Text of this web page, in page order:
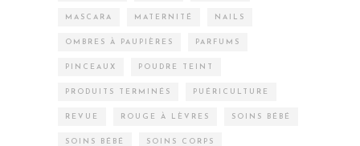
MASCARA MATERNITÉ NAILS
OMBRES À PAUPIÈRES PARFUMS
PINCEAUX POUDRE TEINT
PRODUITS TERMINÉS PUÉRICULTURE
REVUE ROUGE À LÈVRES SOINS BÉBÉ
SOINS BÉBÉ SOINS CORPS